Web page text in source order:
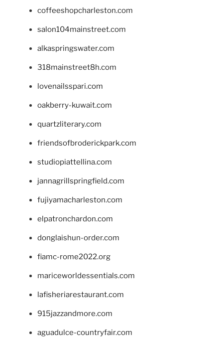
coffeeshopcharleston.com
salon104mainstreet.com
alkaspringswater.com
318mainstreet8h.com
lovenailsspari.com
oakberry-kuwait.com
quartzliterary.com
friendsofbroderickpark.com
studiopiattellina.com
jannagrillspringfield.com
fujiyamacharleston.com
elpatronchardon.com
donglaishun-order.com
fiamc-rome2022.org
mariceworldessentials.com
lafisheriarestaurant.com
915jazzandmore.com
aguadulce-countryfair.com